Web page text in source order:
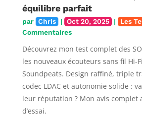
équilibre parfait
par Chris | Oct 20, 2025 | Les
Commentaires
Découvrez mon test complet des
les nouveaux écouteurs sans fil Hi-
Soundpeats. Design raffiné, triple
codec LDAC et autonomie solide :
leur réputation ? Mon avis complet
d’essai.